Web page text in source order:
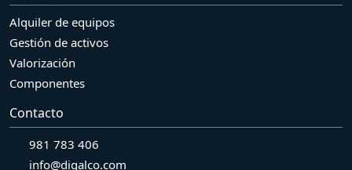
Alquiler de equipos
Gestión de activos
Valorización
Componentes
Contacto
981 783 406
info@digalco.com